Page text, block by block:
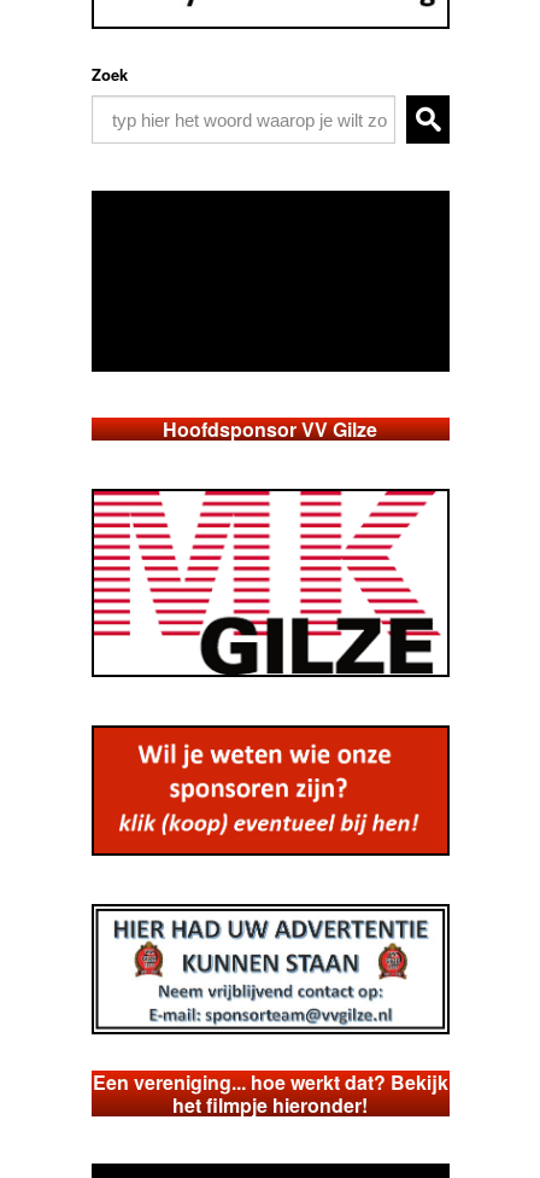
Zoek
Hoofdsponsor VV Gilze
Een vereniging... hoe werkt dat? Bekijk
het filmpje hieronder!